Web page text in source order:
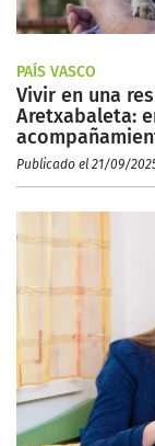
PAÍS VASCO
Vivir en una
Aretxabaleta:
Publicado el 21/09/